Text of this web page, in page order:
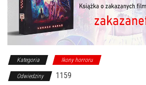
Kategoria Ikony horroru
Odwiedziny 1159